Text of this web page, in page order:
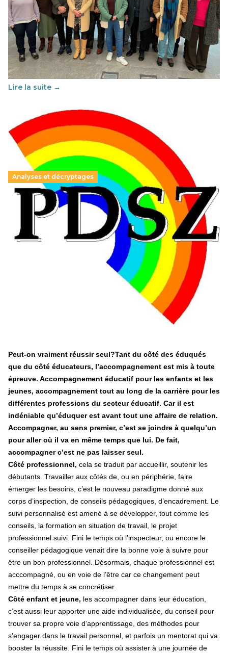
Éducation au vivre-ensemble : un échange croisé
franco-espagnol pour changer d’approche
29 juin 2026-National
Cette année, l'UNSA Éducation a mené un projet Erasmus
soutenu par l'union Européenne et centré sur l'éducation
au vivre-ensemble : quelles différences entre la France…
Lire la suite →
Analyses et décryptages
Hongrie : du changement pour les politiques
éducatives, aussi !
25 juin 2026
En Hongrie, le conservateur Peter Magyar et son parti
Tisza "Respect et liberté" ont remporté une large victoire,
contre le premier ministre sortant, Viktor Orban,…
Peut-on vraiment réussir seul?Tant du côté des éduqués
que du côté éducateurs, l’accompagnement est mis à toute
épreuve. Accompagnement éducatif pour les enfants et les
jeunes, accompagnement tout au long de la carrière pour les
différentes professions du secteur éducatif. Car il est
indéniable qu’éduquer est avant tout une affaire de relation.
Accompagner, au sens premier, c’est se joindre à quelqu’un
pour aller où il va en même temps que lui. De fait,
accompagner c’est ne pas laisser seul.
Côté professionnel, cela se traduit par accueillir, soutenir les
débutants. Travailler aux côtés de, ou en périphérie, faire
émerger les besoins, c’est le nouveau paradigme donné aux
corps d’inspection, de conseils pédagogiques, d’encadrement. Le
suivi personnalisé est amené à se développer, tout comme les
conseils, la formation en situation de travail, le projet
professionnel suivi. Fini le temps où l’inspecteur, ou encore le
conseiller pédagogique venait dire la bonne voie à suivre pour
être un bon professionnel. Désormais, chaque professionnel est
acccompagné, ou en voie de l’être car ce changement peut
mettre du temps à se concrétiser.
Côté enfant et jeune, les accompagner dans leur éducation,
c’est aussi leur apporter une aide individualisée, du conseil pour
trouver sa propre voie d’apprentissage, des méthodes pour
s’engager dans le travail personnel, et parfois un mentorat qui va
booster la réussite. Fini le temps où assister à une journée de